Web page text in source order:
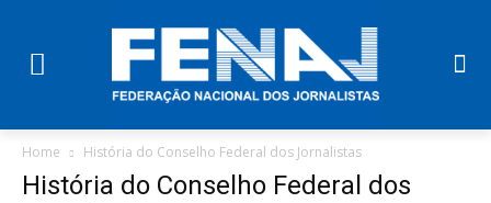
Home História do Conselho Federal dos Jornalistas
História do Conselho Federal dos